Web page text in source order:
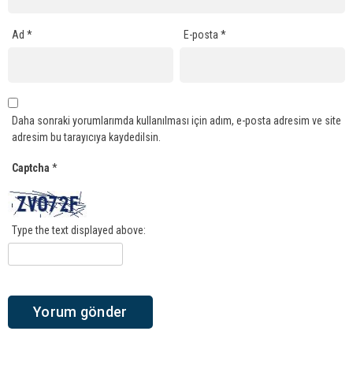
Ad * E-posta*
Daha sonraki yorumlarımda kullanılması için adım, e-posta adresim ve site
adresim bu tarayıcıya kaydedilsin.
Captcha *
Type the text displayed above: